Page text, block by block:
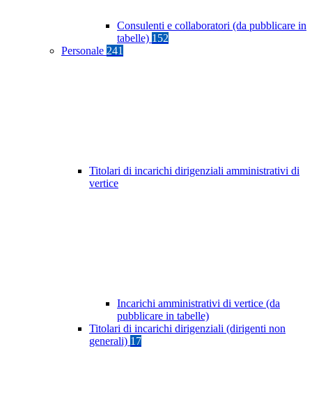
Consulenti e collaboratori (da pubblicare in
tabelle) 152
Personale 241
Titolari di incarichi dirigenziali amministrativi di
vertice
Incarichi amministrativi di vertice (da
pubblicare in tabelle)
Titolari di incarichi dirigenziali (dirigenti non
generali) 17